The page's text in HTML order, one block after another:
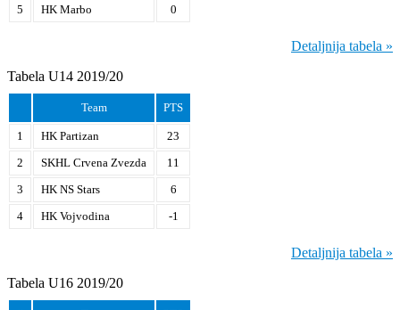
5
HK Marbo 0
Detaljnija tabela »
Tabela U14 2019/20
Team PTS
1 HK Partizan
23
2
SKHL Crvena Zvezda
11
3
HK NS Stars
6
4
HK Vojvodina -1
Detaljnija tabela »
Tabela U16 2019/20